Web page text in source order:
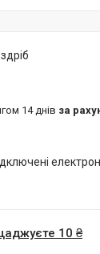
14 днів за
10 ₴